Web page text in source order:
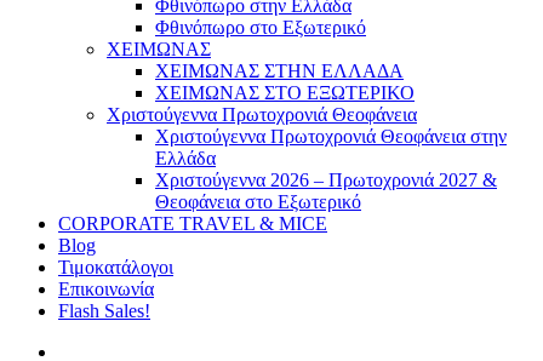
Φθινόπωρο στην Ελλάδα
Φθινόπωρο στο Εξωτερικό
ΧΕΙΜΩΝΑΣ
ΧΕΙΜΩΝΑΣ ΣΤΗΝ ΕΛΛΑΔΑ
ΧΕΙΜΩΝΑΣ ΣΤΟ ΕΞΩΤΕΡΙΚΟ
Χριστούγεννα Πρωτοχρονιά Θεοφάνεια
Χριστούγεννα Πρωτοχρονιά Θεοφάνεια στην
Ελλάδα
Χριστούγεννα 2026 – Πρωτοχρονιά 2027 &
Θεοφάνεια στο Εξωτερικό
CORPORATE TRAVEL & MICE
Blog
Τιμοκατάλογοι
Επικοινωνία
Flash Sales!